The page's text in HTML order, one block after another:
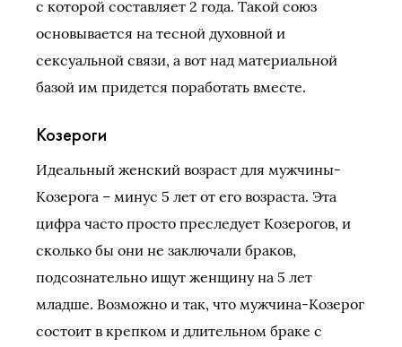
с которой составляет 2 года. Такой союз
основывается на тесной духовной и
сексуальной связи, а вот над материальной
базой им придется поработать вместе.
Козероги
Идеальный женский возраст для мужчины-
Козерога – минус 5 лет от его возраста. Эта
цифра часто просто преследует Козерогов, и
сколько бы они не заключали браков,
подсознательно ищут женщину на 5 лет
младше. Возможно и так, что мужчина-Козерог
состоит в крепком и длительном браке с